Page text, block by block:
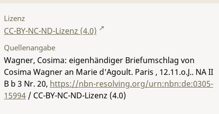
Lizenz
CC-BY-NC-ND-Lizenz (4.0)
Quellenangabe
Wagner, Cosima: eigenhändiger Briefumschlag von
Cosima Wagner an Marie d'Agoult. Paris , 12.11.o.J.. NA II
B b 3 Nr. 20, https://nbn-resolving.org/urn:nbn:de:0305-
15994 / CC-BY-NC-ND-Lizenz (4.0)